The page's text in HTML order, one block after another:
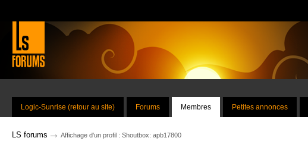
Logic-Sunrise (retour au site) Forums Membres Petites annonces
LS forums → Affichage d'un profil : Shoutbox: apb17800